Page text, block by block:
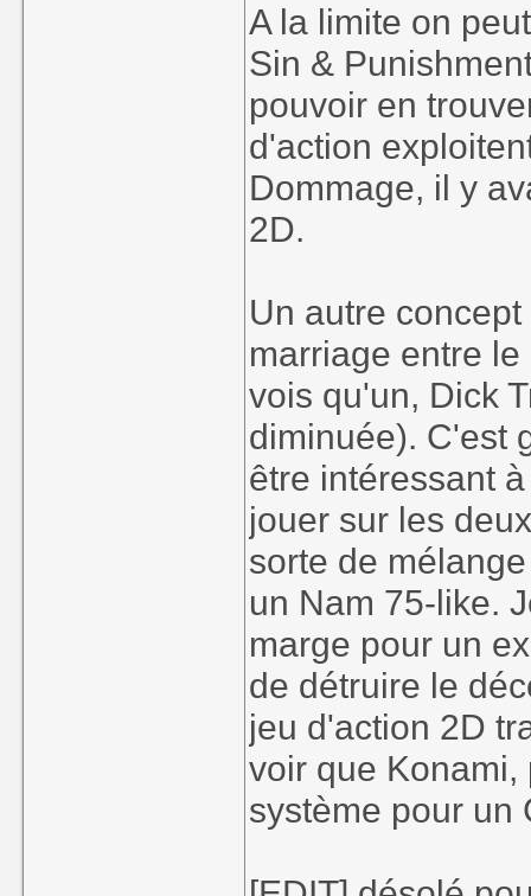
A la limite on
Sin &
pouvoir en
d'action
Dommage, il y
2D.
Un autre
marriage entre
vois qu'un, Dick
diminuée). C'est
être intéressant
jouer sur les
sorte de
un Nam 75-like.
marge pour un
de détruire le
jeu d'action 2D
voir que
système pour un